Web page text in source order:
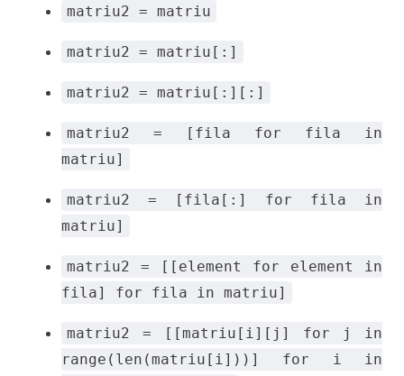
matriu2 = matriu
matriu2 = matriu[:]
matriu2 = matriu[:][:]
matriu2 = [fila for fila in
matriu]
matriu2 = [fila[:] for fila in
matriu]
matriu2 = [[element for element in
fila] for fila in matriu]
matriu2 = [[matriu[i][j] for j in
range(len(matriu[i]))] for i in